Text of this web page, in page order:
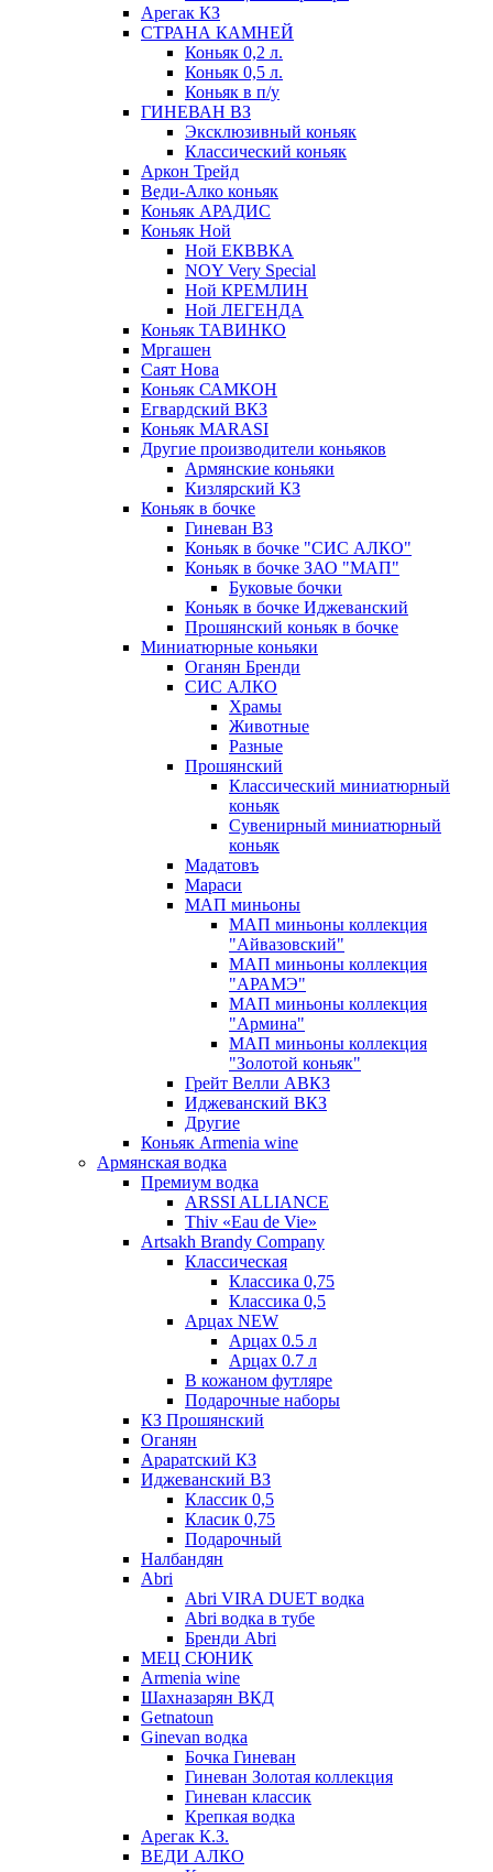
Арегак КЗ
СТРАНА КАМНЕЙ
Коньяк 0,2 л.
Коньяк 0,5 л.
Коньяк в п/у
ГИНЕВАН ВЗ
Эксклюзивный коньяк
Классический коньяк
Аркон Трейд
Веди-Алко коньяк
Коньяк АРАДИС
Коньяк Ной
Ной ЕКВВКА
NOY Very Special
Ной КРЕМЛИН
Ной ЛЕГЕНДА
Коньяк ТАВИНКО
Мргашен
Саят Нова
Коньяк САМКОН
Егвардский ВКЗ
Коньяк MARASI
Другие производители коньяков
Армянские коньяки
Кизлярский КЗ
Коньяк в бочке
Гиневан ВЗ
Коньяк в бочке "СИС АЛКО"
Коньяк в бочке ЗАО "МАП"
Буковые бочки
Коньяк в бочке Иджеванский
Прошянский коньяк в бочке
Миниатюрные коньяки
Оганян Бренди
СИС АЛКО
Храмы
Животные
Разные
Прошянский
Классический миниатюрный
коньяк
Сувенирный миниатюрный
коньяк
Мадатовъ
Мараси
МАП миньоны
МАП миньоны коллекция
"Айвазовский"
МАП миньоны коллекция
"АРАМЭ"
МАП миньоны коллекция
"Армина"
МАП миньоны коллекция
"Золотой коньяк"
Грейт Велли АВКЗ
Иджеванский ВКЗ
Другие
Коньяк Armenia wine
Армянская водка
Премиум водка
ARSSI ALLIANCE
Thiv «Eau de Vie»
Artsakh Brandy Company
Классическая
Классика 0,75
Классика 0,5
Арцах NEW
Арцах 0.5 л
Арцах 0.7 л
В кожаном футляре
Подарочные наборы
КЗ Прошянский
Оганян
Араратский КЗ
Иджеванский ВЗ
Классик 0,5
Класик 0,75
Подарочный
Налбандян
Abri
Abri VIRA DUET водка
Abri водка в тубе
Бренди Abri
МЕЦ СЮНИК
Armenia wine
Шахназарян ВКД
Getnatoun
Ginevan водка
Бочка Гиневан
Гиневан Золотая коллекция
Гиневан классик
Крепкая водка
Арегак К.З.
ВЕДИ АЛКО